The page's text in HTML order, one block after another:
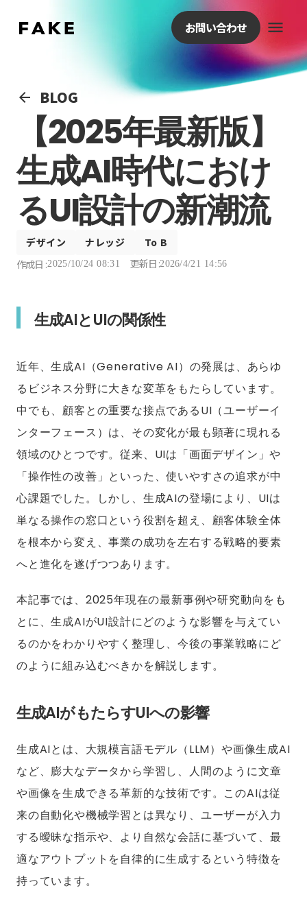
お問い合わせ menu
arrow_back BLOG
【2025年最新版】
生成AI時代におけ
るUI設計の新潮流
デザイン ナレッジ
To B
作成日 :2025/10/24 08:31 更新日 :2026/4/21 14:56
生成AIとUIの関係性
近年、生成AI（Generative AI）の発展は、あらゆ
るビジネス分野に大きな変革をもたらしています。
中でも、顧客との重要な接点であるUI（ユーザーイ
ンターフェース）は、その変化が最も顕著に現れる
領域のひとつです。従来、UIは「画面デザイン」や
「操作性の改善」といった、使いやすさの追求が中
心課題でした。しかし、生成AIの登場により、UIは
単なる操作の窓口という役割を超え、顧客体験全体
を根本から変え、事業の成功を左右する戦略的要素
へと進化を遂げつつあります。
本記事では、2025年現在の最新事例や研究動向をも
とに、生成AIがUI設計にどのような影響を与えてい
るのかをわかりやすく整理し、今後の事業戦略にど
のように組み込むべきかを解説します。
生成AIがもたらすUIへの影響
生成AIとは、大規模言語モデル（LLM）や画像生成AI
など、膨大なデータから学習し、人間のように文章
や画像を生成できる革新的な技術です。このAIは従
来の自動化や機械学習とは異なり、ユーザーが入力
する曖昧な指示や、より自然な会話に基づいて、最
適なアウトプットを自律的に生成するという特徴を
持っています。